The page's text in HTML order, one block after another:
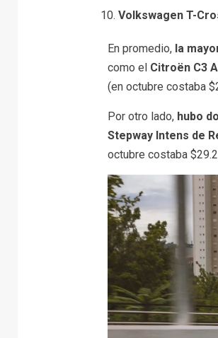
Volkswagen T-
En promedio, la
como el Citroën C3
(en octubre costaba
Por otro lado, hubo
Stepway Intens de
octubre costaba